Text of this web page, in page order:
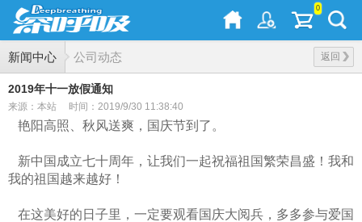
0
新闻中心 返回
公司动态
2019年十一放假通知
来源：本站 时间：2019/9/30 11:38:40
艳阳高照、秋风送爽，国庆节到了。
新中国成立七十周年，让我们一起祝福祖国繁荣昌盛！我和
我的祖国越来越好！
在这美好的日子里，一定要观看国庆大阅兵，多多参与爱国